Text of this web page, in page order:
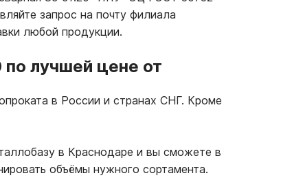
запрос на почту филиала
любой продукции.
лучшей цене от
в России и странах СНГ. Кроме
в Краснодаре и вы сможете в
объёмы нужного сортамента.